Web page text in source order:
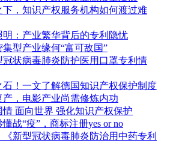
下，知识产权服务机构如何渡过难
明：产业繁华背后的专利隐忧
集型产业缘何“富可敌国”
冠状病毒肺炎防护医用口罩专利情
石！一文了解德国知识产权保护制度
产，电影产业尚需修炼内功
情 面向世界 强化知识产权保护
战“疫”，商标注册yes or no
《新型冠状病毒肺炎防治用中药专利